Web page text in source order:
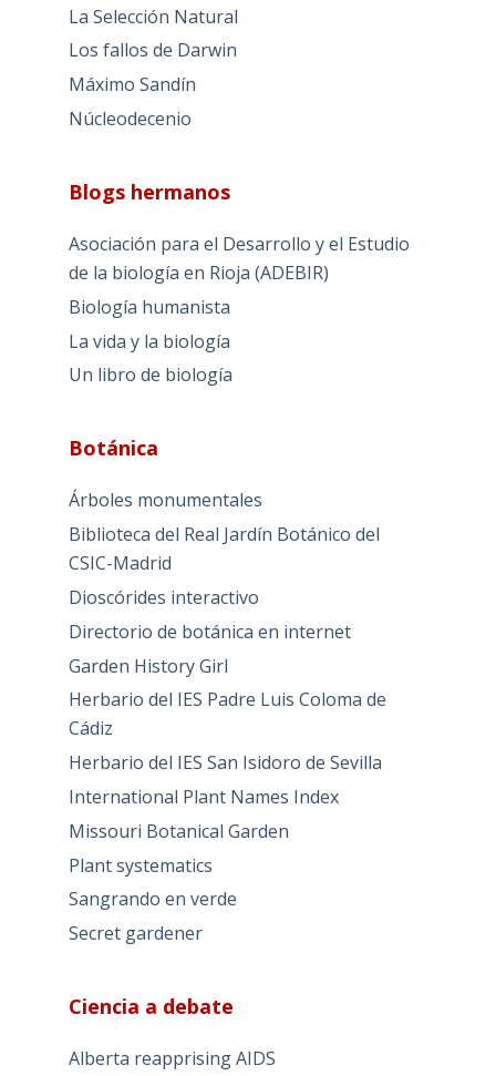
La Selección Natural
Los fallos de Darwin
Máximo Sandín
Núcleodecenio
Blogs hermanos
Asociación para el Desarrollo y el Estudio
de la biología en Rioja (ADEBIR)
Biología humanista
La vida y la biología
Un libro de biología
Botánica
Árboles monumentales
Biblioteca del Real Jardín Botánico del
CSIC-Madrid
Dioscórides interactivo
Directorio de botánica en internet
Garden History Girl
Herbario del IES Padre Luis Coloma de
Cádiz
Herbario del IES San Isidoro de Sevilla
International Plant Names Index
Missouri Botanical Garden
Plant systematics
Sangrando en verde
Secret gardener
Ciencia a debate
Alberta reapprising AIDS